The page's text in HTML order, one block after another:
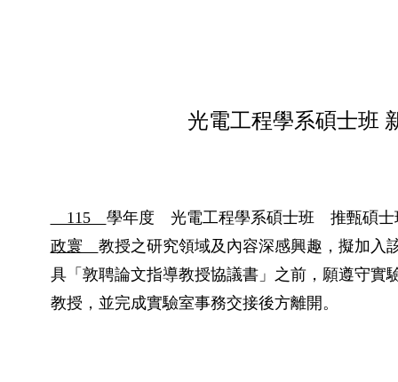
光電工程學系碩士班
115 學年度 光電工程學系碩士班 推甄碩
政寰 教授之研究領域及內容深感興趣，擬加入
具「敦聘論文指導教授協議書」之前，願遵守實
教授，並完成實驗室事務交接後方離開。